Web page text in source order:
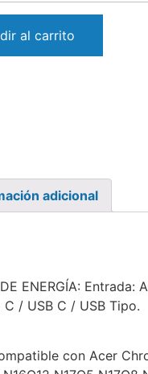
al carrito
adicional
DE ENERGÍA:
/ USB C / USB Tipo.
con Acer